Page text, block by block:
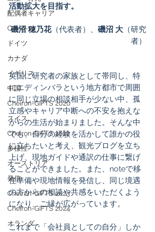
配偶者キャリア
Covid-19
ドイツ
カナダ
イギリス
中国
Cheiron-GIFTS 2020
スイス
Cheiron-GIFTS 2022
多様性
オーストリア
発信
Cheiron-GIFTS 2023
Cheiron-GIFTS 2024
オランダ
活動拡大を目指す。
磯沼 穂乃花（代表者）、 磯沼 大 （研究
者）
英国に研究者の家族として帯同し、特
にエディンバラという地方都市で周囲
に同じ立場の相談相手が少ない中、孤
立感やキャリア中断への不安を抱えな
がらの生活が始まりました。そんな中
でも、自分の経験を活かして誰かの役
に立ちたいと考え、観光ブログを立ち
上げ、現地ガイドや通訳の仕事に繋げ
ることができました。また、noteで移
住準備や現地情報を発信し、同じ境遇
の方からの相談や共感をいただくよう
になり、ご縁が広がっています。
これまで「会社員としての自分」しか